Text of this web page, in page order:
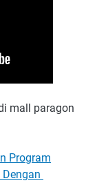
mall paragon
Program